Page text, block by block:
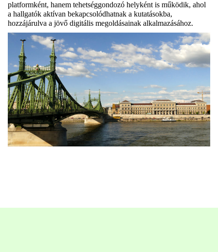
platformként, hanem tehetséggondozó helyként is működik, ahol
a hallgatók aktívan bekapcsolódhatnak a kutatásokba,
hozzájárulva a jövő digitális megoldásainak alkalmazásához.